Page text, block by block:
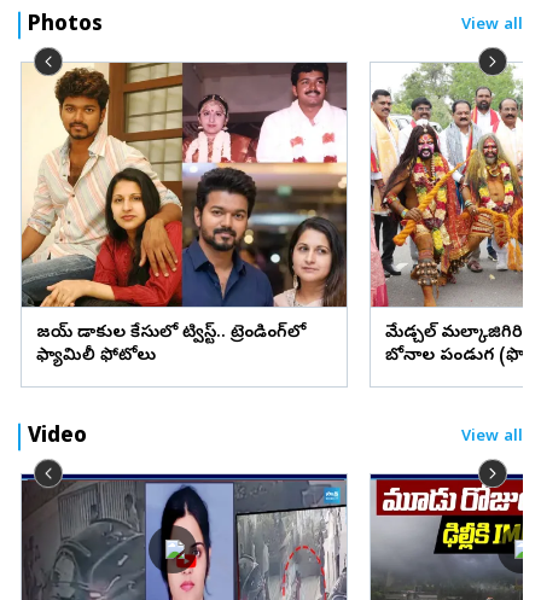
Photos View all
విజయ్ విడాకుల కేసులో ట్విస్ట్.. ట్రెండింగ్‌లో
ఫ్యామిలీ ఫోటోలు
మేడ్చల్ మల్కాజిగిరి
బోనాల పండుగ
Video View all